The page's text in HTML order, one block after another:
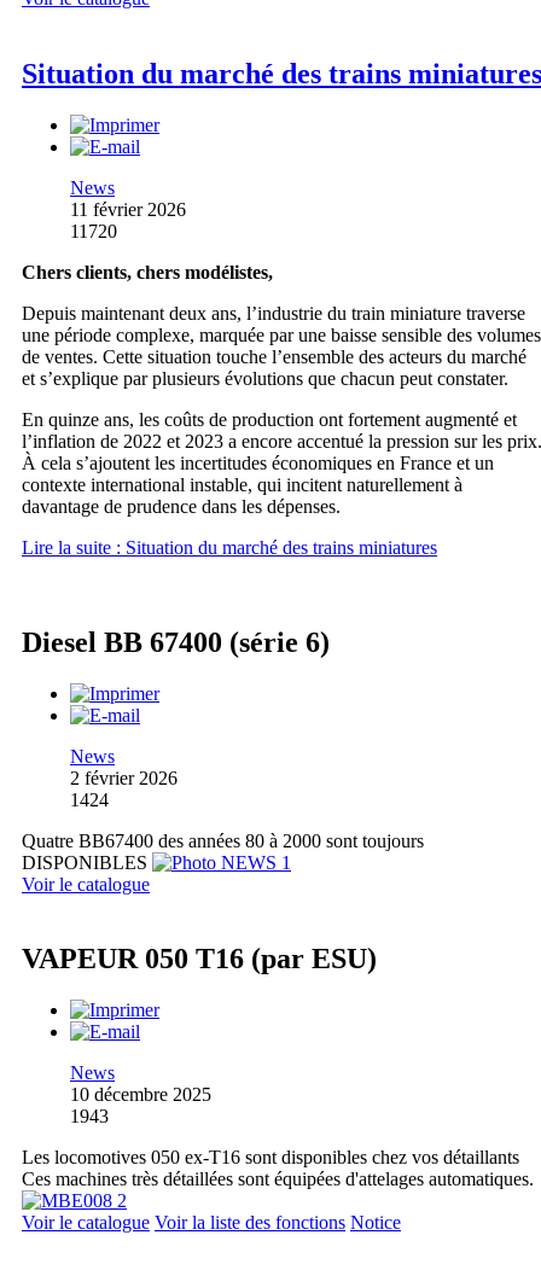
Situation du marché des trains miniatures
News
11 février 2026
11720
Chers clients, chers modélistes,
Depuis maintenant deux ans, l’industrie du train miniature traverse
une période complexe, marquée par une baisse sensible des volumes
de ventes. Cette situation touche l’ensemble des acteurs du marché
et s’explique par plusieurs évolutions que chacun peut constater.
En quinze ans, les coûts de production ont fortement augmenté et
l’inflation de 2022 et 2023 a encore accentué la pression sur les prix.
À cela s’ajoutent les incertitudes économiques en France et un
contexte international instable, qui incitent naturellement à
davantage de prudence dans les dépenses.
Lire la suite : Situation du marché des trains miniatures
Diesel BB 67400 (série 6)
News
2 février 2026
1424
Quatre BB67400 des années 80 à 2000 sont toujours
DISPONIBLES
Voir le catalogue
VAPEUR 050 T16 (par ESU)
News
10 décembre 2025
1943
Les locomotives 050 ex-T16 sont disponibles chez vos détaillants
Ces machines très détaillées sont équipées d'attelages automatiques.
Voir le catalogue Voir la liste des fonctions Notice